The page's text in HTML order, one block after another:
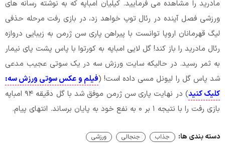
مادرید را مشاهده می فرمایید. کیلیان امباپه که به نوشته رسانه های
ورزشی فصل آینده در رئال توپ خواهد زد، در بازی رفت مرحله حذفی
لیگ قهرمانان اروپا توانست با پیراهن پاری سن ژرمن به زیبایی دروازه
رئال مادرید را باز کند! گل لایی امباپه به کورتوا با پاس پشت پای نیمار
به ثمر رسید. در حالیکه سایت ورزش سه در یک سوتی عجیب مدعی
شد پاس گل را لیونل مسی داده است! (فیلم و عکس سوتی ورزش سه:
کلیک کنید
) در نهایت پاری سن ژرمن موفق شد با گل دقیقه ۹۴ امباپه
بازی رفت را با نتیجه ۱ بر ۰ به نفع خود به پایان برساند. انتهای پیام.
دسته بندی ها: جذاب جنجالی ورزشی